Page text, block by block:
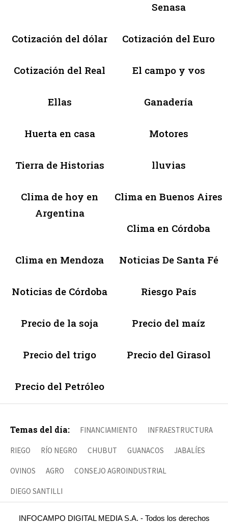
Senasa
Cotización del dólar Cotización del Euro
Cotización del Real El campo y vos
Ellas Ganadería
Huerta en casa Motores
Tierra de Historias lluvias
Clima de hoy en
Argentina
Clima en Buenos Aires
Clima en Córdoba
Clima en Mendoza Noticias De Santa Fé
Noticias de Córdoba Riesgo País
Precio de la soja Precio del maíz
Precio del trigo Precio del Girasol
Precio del Petróleo
Temas del día: FINANCIAMIENTO INFRAESTRUCTURA
RIEGO RÍO NEGRO CHUBUT GUANACOS JABALÍES
OVINOS AGRO CONSEJO AGROINDUSTRIAL
DIEGO SANTILLI
INFOCAMPO DIGITAL MEDIA S.A. - Todos los derechos